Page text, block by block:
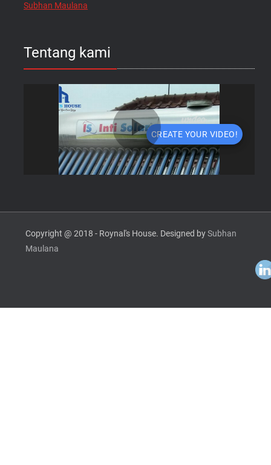
Subhan Maulana
Tentang kami
Copyright @ 2018 - Roynal's House. Designed bySubhan
Maulana